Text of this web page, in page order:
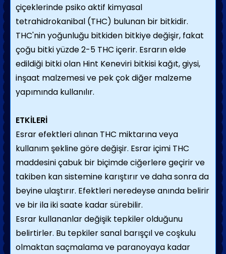
çiçeklerinde psiko aktif kimyasal
tetrahidrokanibal (THC) bulunan bir bitkidir.
THC'nin yoğunluğu bitkiden bitkiye değişir, fakat
çoğu bitki yüzde 2-5 THC içerir. Esrarın elde
edildiği bitki olan Hint Keneviri bitkisi kağıt, giysi,
inşaat malzemesi ve pek çok diğer malzeme
yapımında kullanılır.
ETKİLERİ
Esrar efektleri alınan THC miktarına veya
kullanım şekline göre değişir. Esrar içimi THC
maddesini çabuk bir biçimde ciğerlere geçirir ve
takiben kan sistemine karıştırır ve daha sonra da
beyine ulaştırır. Efektleri neredeyse anında belirir
ve bir ila iki saate kadar sürebilir.
Esrar kullananlar değişik tepkiler olduğunu
belirtirler. Bu tepkiler sanal barışçıl ve coşkulu
olmaktan saçmalama ve paranoyaya kadar